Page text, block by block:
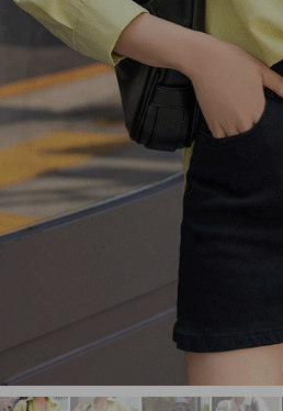
제작 여름 잠옷 장마템 기획전